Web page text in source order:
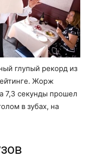
глупый рекорд из
Жорж
7,3 секунды прошел
в зубах, на